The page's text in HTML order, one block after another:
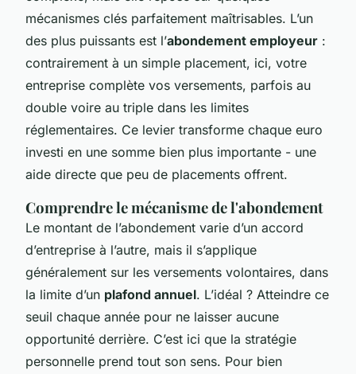
mécanismes clés parfaitement maîtrisables. L’un
des plus puissants est l’abondement employeur :
contrairement à un simple placement, ici, votre
entreprise complète vos versements, parfois au
double voire au triple dans les limites
réglementaires. Ce levier transforme chaque euro
investi en une somme bien plus importante - une
aide directe que peu de placements offrent.
Comprendre le mécanisme de l'abondement
Le montant de l’abondement varie d’un accord
d’entreprise à l’autre, mais il s’applique
généralement sur les versements volontaires, dans
la limite d’un plafond annuel. L’idéal ? Atteindre ce
seuil chaque année pour ne laisser aucune
opportunité derrière. C’est ici que la stratégie
personnelle prend tout son sens. Pour bien